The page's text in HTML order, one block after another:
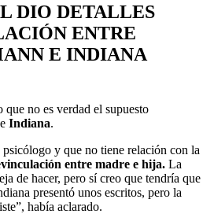
DIO DETALLES
ENTRE
E INDIANA
que no es verdad el supuesto
e Indiana.
psicólogo y que no tiene relación con la
entre madre e hija. La
de hacer, pero sí creo que tendría que
presentó unos escritos, pero la
había aclarado.